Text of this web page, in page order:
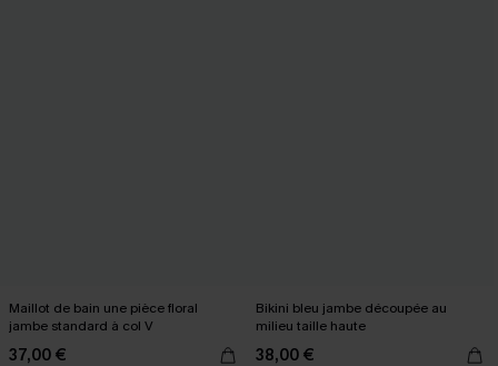
Maillot de bain une pièce floral
jambe standard à col V
37,00 €
Bikini bleu jambe découpée au
milieu taille haute
38,00 €